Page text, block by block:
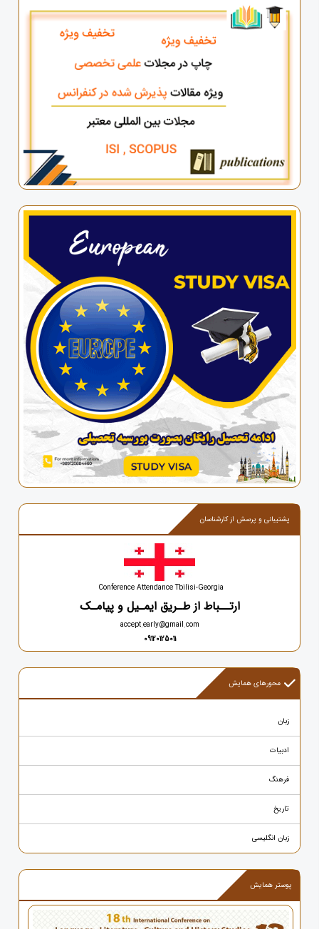
پشتیبانی و پرسش از کارشناسان
Conference Attendance Tbilisi-Georgia
ارتــباط از طـریق ایمـیل و پیامـک
accept.early@gmail.com
09120125011
محورهای همایش
زبان
ادبیات
فرهنگ
تاریخ
زبان انگلیسی
پوستر همایش